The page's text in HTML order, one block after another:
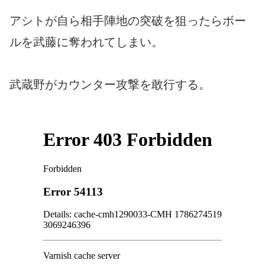
アシトが自ら相手陣地の突破を狙ったらボー
ルを武藤に奪われてしまい。
武蔵野がカウンター攻撃を敢行する。